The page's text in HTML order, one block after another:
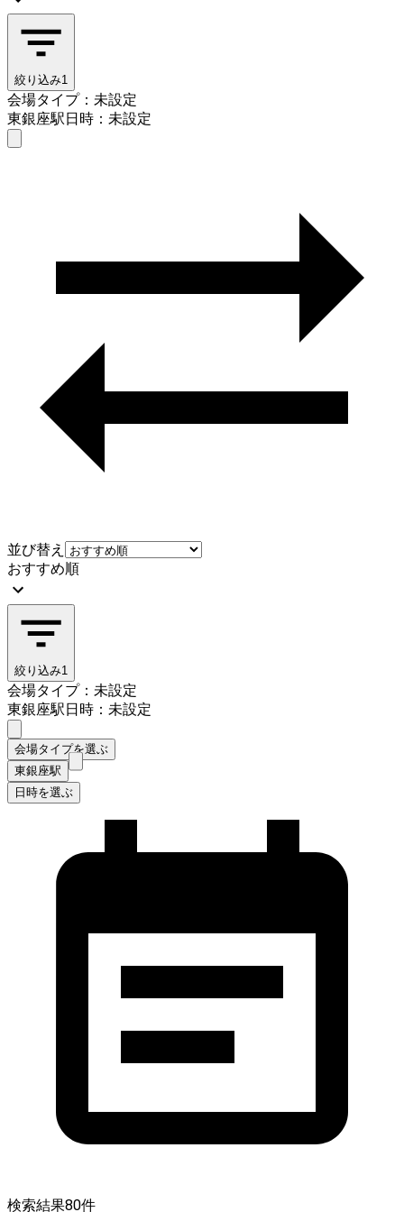
絞り込み1
会場タイプ：未設定
東銀座駅日時：未設定
並び替え
おすすめ順
絞り込み1
会場タイプ：未設定
東銀座駅日時：未設定
会場タイプを選ぶ
東銀座駅
日時を選ぶ
検索結果80件